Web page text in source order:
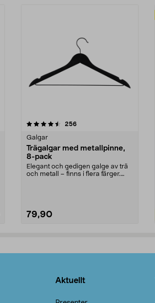
256recensioner
Galgar
Trägalgar med metallpinne,
8-pack
Elegant och gedigen galge av trä
och metall – finns i flera färger.
79,90
4.0av 5 stjärnor
Aktuellt